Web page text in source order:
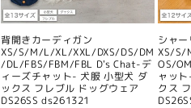
背開きカーディガン
XS/S/M/L/XL/XXL/DXS/DS/DM
/DL/FBS/FBM/FBL D's Chat-デ
ィーズチャット- 犬服 小型犬 ダ
ックス フレブル ドッグウェア
DS26SS ds261321
シャ
XS/
OS/
ャッ
クス